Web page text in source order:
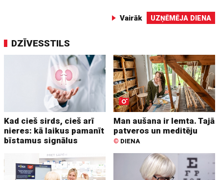
Vairāk UZŅĒMĒJA DIENA
DZĪVESSTILS
Kad cieš sirds, cieš arī
nieres: kā laikus pamanīt
bīstamus signālus
Man aušana ir lemta. Tajā
patveros un meditēju
© DIENA